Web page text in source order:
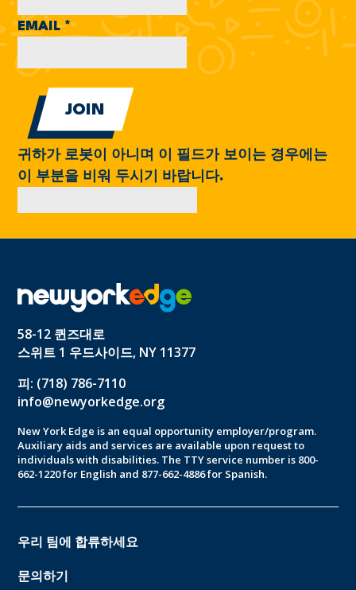
EMAIL*
귀하가 로봇이 아니며 이 필드가 보이는 경우에는
이 부분을 비워 두시기 바랍니다.
58-12 퀸즈대로
스위트 1 우드사이드, NY 11377
피: (718) 786-7110
info@newyorkedge.org
New York Edge is an equal opportunity employer/program.
Auxiliary aids and services are available upon request to
individuals with disabilities. The TTY service number is 800-
662-1220 for English and 877-662-4886 for Spanish.
우리 팀에 합류하세요
문의하기